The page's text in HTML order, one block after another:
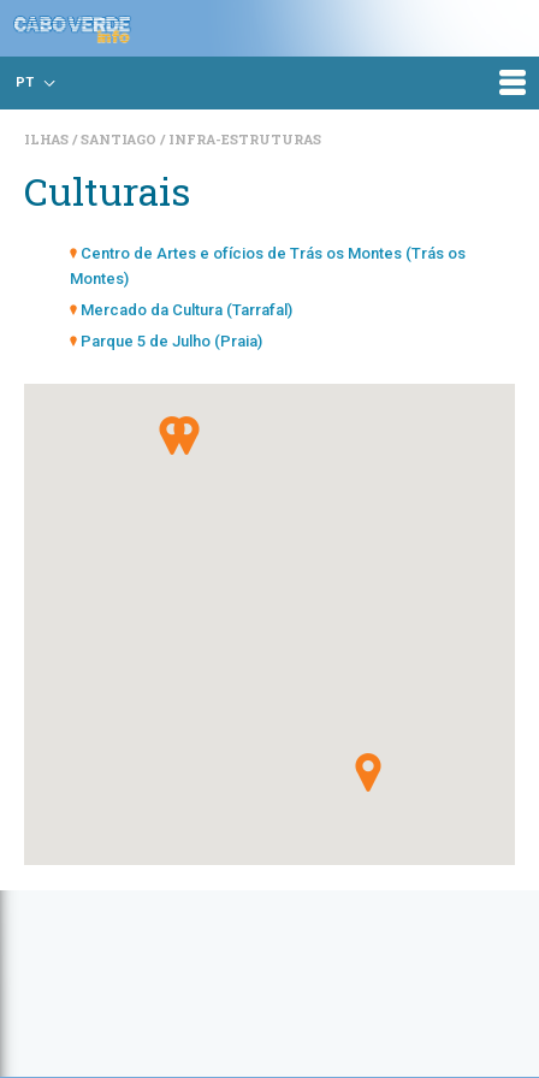
PT
ILHAS SANTIAGO INFRA-ESTRUTURAS
Culturais
Centro de Artes e ofícios de Trás os Montes (Trás os
Montes)
Mercado da Cultura (Tarrafal)
Parque 5 de Julho (Praia)